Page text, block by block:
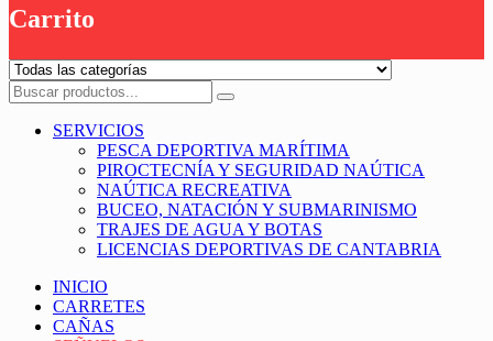
Carrito
SERVICIOS
PESCA DEPORTIVA MARÍTIMA
PIROCTECNÍA Y SEGURIDAD NAÚTICA
NAÚTICA RECREATIVA
BUCEO, NATACIÓN Y SUBMARINISMO
TRAJES DE AGUA Y BOTAS
LICENCIAS DEPORTIVAS DE CANTABRIA
INICIO
CARRETES
CAÑAS